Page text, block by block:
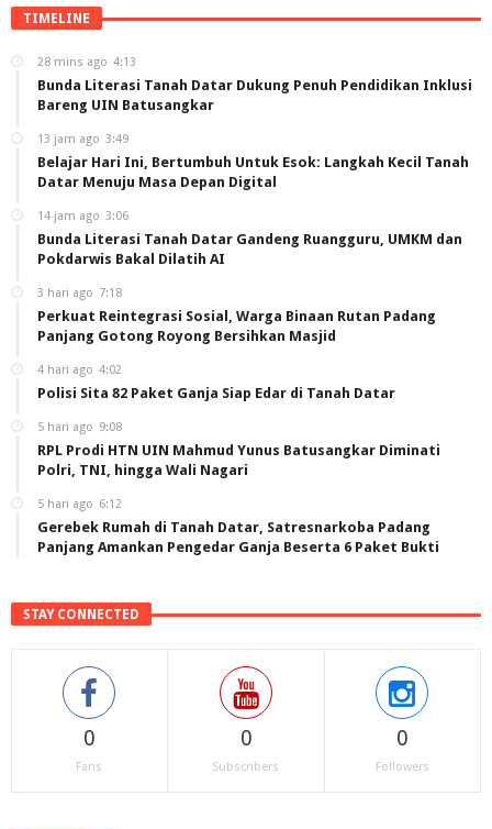
TIMELINE
28 mins ago 4:13
Bunda Literasi Tanah Datar Dukung Penuh Pendidikan Inklusi
Bareng UIN Batusangkar
13 jam ago 3:49
Belajar Hari Ini, Bertumbuh Untuk Esok: Langkah Kecil Tanah
Datar Menuju Masa Depan Digital
14 jam ago 3:06
Bunda Literasi Tanah Datar Gandeng Ruangguru, UMKM dan
Pokdarwis Bakal Dilatih AI
3 hari ago 7:18
Perkuat Reintegrasi Sosial, Warga Binaan Rutan Padang
Panjang Gotong Royong Bersihkan Masjid
4 hari ago 4:02
Polisi Sita 82 Paket Ganja Siap Edar di Tanah Datar
5 hari ago 9:08
RPL Prodi HTN UIN Mahmud Yunus Batusangkar Diminati
Polri, TNI, hingga Wali Nagari
5 hari ago 6:12
Gerebek Rumah di Tanah Datar, Satresnarkoba Padang
Panjang Amankan Pengedar Ganja Beserta 6 Paket Bukti
STAY CONNECTED
0
Fans
0
Subscribers
0
Followers